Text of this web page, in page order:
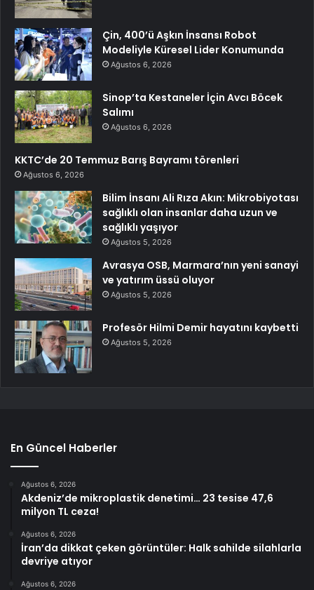
Çin, 400’ü Aşkın İnsansı Robot
Modeliyle Küresel Lider Konumunda
Ağustos 6, 2026
Sinop’ta Kestaneler İçin Avcı Böcek
Salımı
Ağustos 6, 2026
KKTC’de 20 Temmuz Barış Bayramı törenleri
Ağustos 6, 2026
Bilim İnsanı Ali Rıza Akın: Mikrobiyotası
sağlıklı olan insanlar daha uzun ve
sağlıklı yaşıyor
Ağustos 5, 2026
Avrasya OSB, Marmara’nın yeni sanayi
ve yatırım üssü oluyor
Ağustos 5, 2026
Profesör Hilmi Demir hayatını kaybetti
Ağustos 5, 2026
En Güncel Haberler
Ağustos 6, 2026
Akdeniz’de mikroplastik denetimi… 23 tesise 47,6
milyon TL ceza!
Ağustos 6, 2026
İran’da dikkat çeken görüntüler: Halk sahilde silahlarla
devriye atıyor
Ağustos 6, 2026